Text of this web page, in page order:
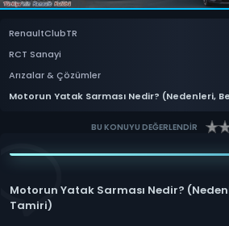
RenaultClubTR
RCT Sanayi
Arızalar & Çözümler
Motorun Yatak Sarması Nedir? (Nedenleri,
BU KONUYU DEĞERLENDİR
Motorun Yatak Sarması Nedir?
Tamiri)